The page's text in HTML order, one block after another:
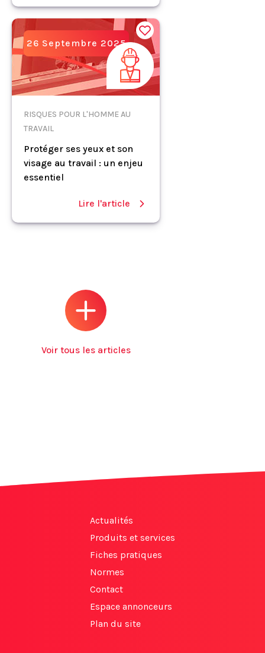
26 Septembre 2025
RISQUES POUR L'HOMME AU
TRAVAIL
Protéger ses yeux et son
visage au travail : un enjeu
essentiel
Lire l'article
Voir tous les articles
Actualités
Produits et services
Fiches pratiques
Normes
Contact
Espace annonceurs
Plan du site